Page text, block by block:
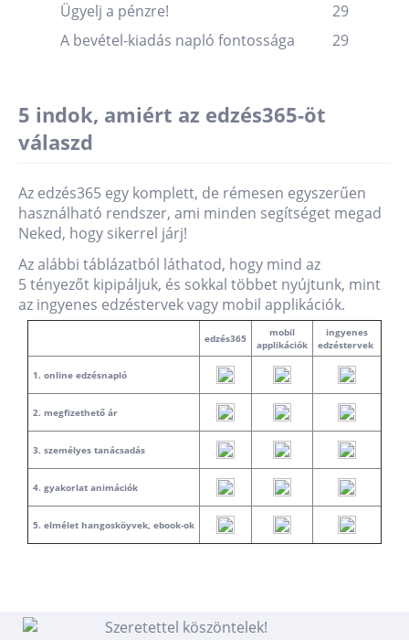
Ügyelj a pénzre!
29
A bevétel-kiadás napló fontossága
29
5 indok, amiért az edzés365-öt
válaszd
Az edzés365 egy komplett, de rémesen egyszerűen
használható rendszer, ami minden segítséget megad
Neked, hogy sikerrel járj!
Az alábbi táblázatból láthatod, hogy mind az
5 tényezőt kipipáljuk, és sokkal többet nyújtunk, mint
az ingyenes edzéstervek vagy mobil applikációk.
edzés365
mobil
applikációk
ingyenes
edzéstervek
1. online edzésnapló
2. megfizethető ár
3. személyes tanácsadás
4. gyakorlat animációk
5. elmélet hangosköyvek, ebook-ok
Szeretettel köszöntelek!